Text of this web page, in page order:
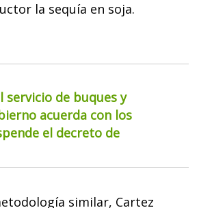
la sequía en soja.
servicio de buques y
acuerda con los
el decreto de
similar, Cartez